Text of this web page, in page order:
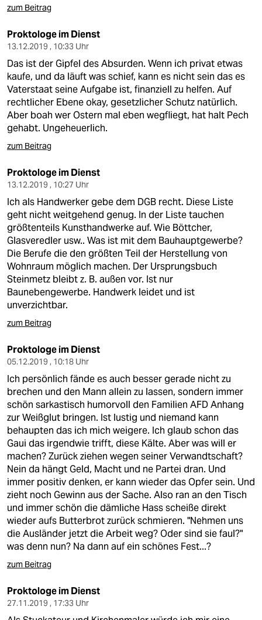
zum Beitrag
Proktologe im Dienst
13.12.2019 , 10:33 Uhr
Das ist der Gipfel des Absurden. Wenn ich privat etwas
kaufe, und da läuft was schief, kann es nicht sein das es
Vaterstaat seine Aufgabe ist, finanziell zu helfen. Auf
rechtlicher Ebene okay, gesetzlicher Schutz natürlich.
Aber boah wer Ostern mal eben wegfliegt, hat halt Pech
gehabt. Ungeheuerlich.
zum Beitrag
Proktologe im Dienst
13.12.2019 , 10:27 Uhr
Ich als Handwerker gebe dem DGB recht. Diese Liste
geht nicht weitgehend genug. In der Liste tauchen
größtenteils Kunsthandwerke auf. Wie Böttcher,
Glasveredler usw.. Was ist mit dem Bauhauptgewerbe?
Die Berufe die den größten Teil der Herstellung von
Wohnraum möglich machen. Der Ursprungsbuch
Steinmetz bleibt z. B. außen vor. Ist nur
Baunebengewerbe. Handwerk leidet und ist
unverzichtbar.
zum Beitrag
Proktologe im Dienst
05.12.2019 , 10:18 Uhr
Ich persönlich fände es auch besser gerade nicht zu
brechen und den Mann allein zu lassen, sondern immer
schön sarkastisch humorvoll den Familien AFD Anhang
zur Weißglut bringen. Ist lustig und niemand kann
behaupten das ich mich weigere. Ich glaub schon das
Gaui das irgendwie trifft, diese Kälte. Aber was will er
machen? Zurück ziehen wegen seiner Verwandtschaft?
Nein da hängt Geld, Macht und ne Partei dran. Und
immer positiv denken, er kann wieder das Opfer sein. Und
zieht noch Gewinn aus der Sache. Also ran an den Tisch
und immer schön die dämliche Hass scheiße direkt
wieder aufs Butterbrot zurück schmieren. "Nehmen uns
die Ausländer jetzt die Arbeit weg? Oder sind sie faul?"
was denn nun? Na dann auf ein schönes Fest...?
zum Beitrag
Proktologe im Dienst
27.11.2019 , 17:33 Uhr